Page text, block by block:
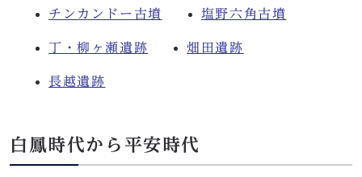
チンカンドー古墳 塩野六角古墳
丁・柳ヶ瀬遺跡 畑田遺跡
長越遺跡
白鳳時代から平安時代